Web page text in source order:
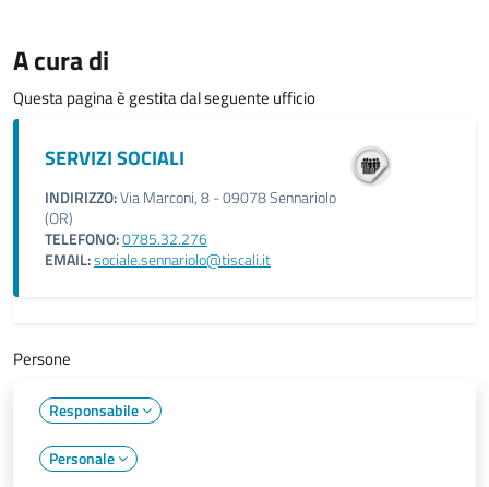
A cura di
Questa pagina è gestita dal seguente ufficio
SERVIZI SOCIALI
INDIRIZZO:Via Marconi, 8 - 09078 Sennariolo
(OR)
TELEFONO:0785.32.276
EMAIL:sociale.sennariolo@tiscali.it
Persone
Responsabile
Personale